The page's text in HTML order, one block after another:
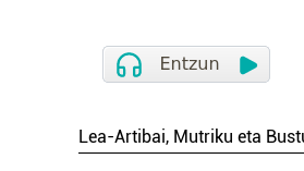
Lea-Artibai, Mutriku eta